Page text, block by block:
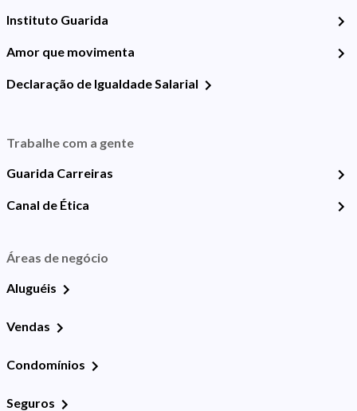
Instituto Guarida
Amor que movimenta
Declaração de Igualdade Salarial
Trabalhe com a gente
Guarida Carreiras
Canal de Ética
Áreas de negócio
Aluguéis
Vendas
Condomínios
Seguros